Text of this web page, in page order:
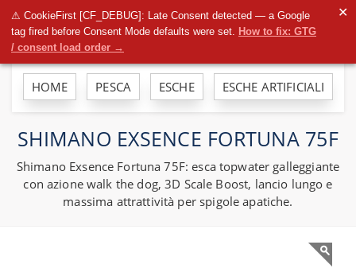
⚠ CookieFirst [CF_DEBUG]: Late Consent detected — a Google
tag fired before Consent Mode defaults were set. How to fix: GTG
/ consent load order →
✕
HOME PESCA ESCHE ESCHE ARTIFICIALI
SHIMANO EXSENCE FORTUNA 75F
Shimano Exsence Fortuna 75F: esca topwater galleggiante
con azione walk the dog, 3D Scale Boost, lancio lungo e
massima attrattività per spigole apatiche.